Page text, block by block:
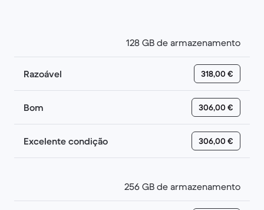
128 GB de armazenamento
Razoável 318,00 €
Bom 306,00 €
Excelente condição 306,00 €
256 GB de armazenamento